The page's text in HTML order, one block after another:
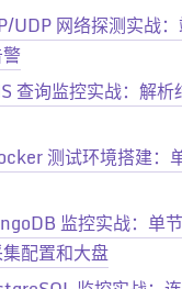
UDP 网络探测实战：
查询监控实战：解析
测试环境搭建：
监控实战：单节
配置和大盘